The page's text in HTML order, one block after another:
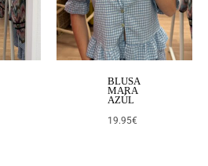
BLUSA
MARA
AZÚL
19.95€